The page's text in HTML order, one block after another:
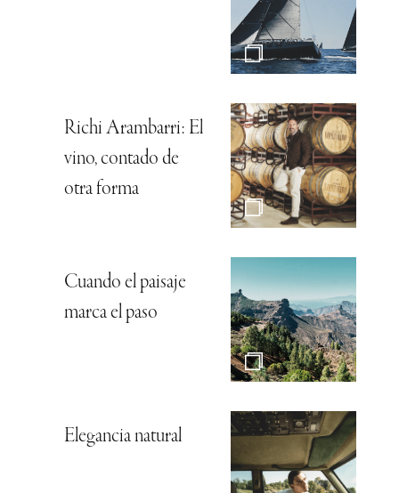
Richi Arambarri: El
vino, contado de
otra forma
Cuando el paisaje
marca el paso
Elegancia natural